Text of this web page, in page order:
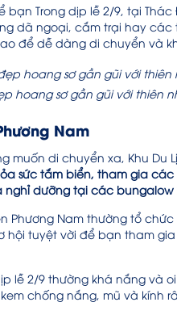
bạn Trong dịp lễ 2/9, tại
dã ngoại, cắm trại hay các
để dễ dàng di chuyển và
hoang sơ gần gũi với thiên
Nam
di chuyển xa, Khu Du
sức tắm biển, tham gia
dưỡng tại các bungalow
Phương Nam thường tổ
hội tuyệt vời để bạn tham
lễ 2/9 thường khá nắng và
chống nắng, mũ và kính